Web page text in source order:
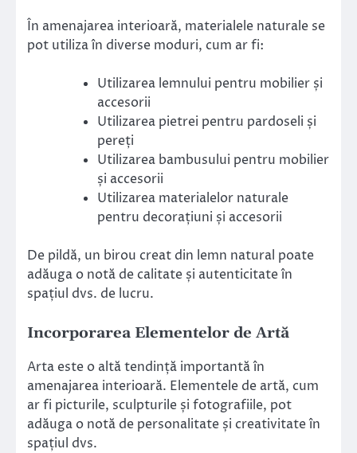
În amenajarea interioară, materialele naturale se
pot utiliza în diverse moduri, cum ar fi:
Utilizarea lemnului pentru mobilier și
accesorii
Utilizarea pietrei pentru pardoseli și
pereți
Utilizarea bambusului pentru mobilier
și accesorii
Utilizarea materialelor naturale
pentru decorațiuni și accesorii
De pildă, un birou creat din lemn natural poate
adăuga o notă de calitate și autenticitate în
spațiul dvs. de lucru.
Incorporarea Elementelor de Artă
Arta este o altă tendință importantă în
amenajarea interioară. Elementele de artă, cum
ar fi picturile, sculpturile și fotografiile, pot
adăuga o notă de personalitate și creativitate în
spațiul dvs.